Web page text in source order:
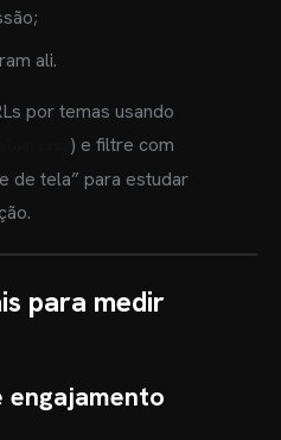
ali.
por temas usando
) e filtre com
de tela” para estudar
para medir